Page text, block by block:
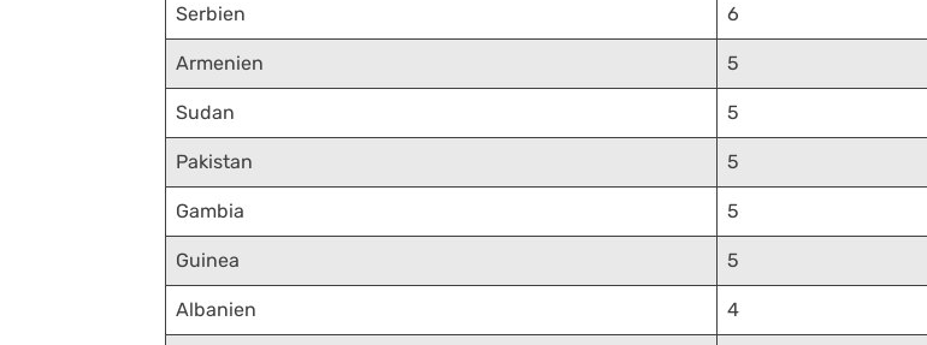
Serbien 6
Armenien 5
Sudan 5
Pakistan 5
Gambia 5
Guinea 5
Albanien 4